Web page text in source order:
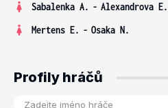
Sabalenka A. - Alexandrova E.
Mertens E. - Osaka N.
Profily hráčů